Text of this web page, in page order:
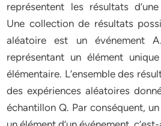
représentent les résultats
Une collection de résultats
aléatoire est un événement
représentant un élément
élémentaire. L’ensemble des
des expériences aléatoires
échantillon Q. Par conséquent,